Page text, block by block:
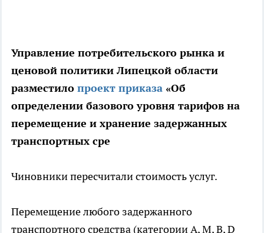
Управление потребительского рынка и
ценовой политики Липецкой области
разместило проект приказа «Об
определении базового уровня тарифов на
перемещение и хранение задержанных
транспортных сре
Чиновники пересчитали стоимость услуг.
Перемещение любого задержанного
транспортного средства (категории A, M, B, D